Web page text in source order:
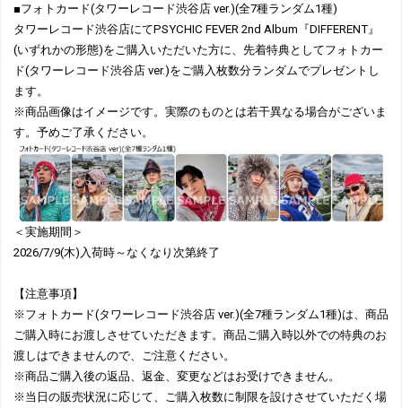
■フォトカード(タワーレコード渋谷店 ver.)(全7種ランダム1種)
タワーレコード渋谷店にてPSYCHIC FEVER 2nd Album『DIFFERENT』
(いずれかの形態)をご購入いただいた方に、先着特典としてフォトカー
ド(タワーレコード渋谷店 ver.)をご購入枚数分ランダムでプレゼントし
ます。
※商品画像はイメージです。実際のものとは若干異なる場合がございま
す。予めご了承ください。
＜実施期間＞
2026/7/9(木)入荷時～なくなり次第終了
【注意事項】
※フォトカード(タワーレコード渋谷店 ver.)(全7種ランダム1種)は、商品
ご購入時にお渡しさせていただきます。商品ご購入時以外での特典のお
渡しはできませんので、ご注意ください。
※商品ご購入後の返品、返金、変更などはお受けできません。
※当日の販売状況に応じて、ご購入枚数に制限を設けさせていただく場